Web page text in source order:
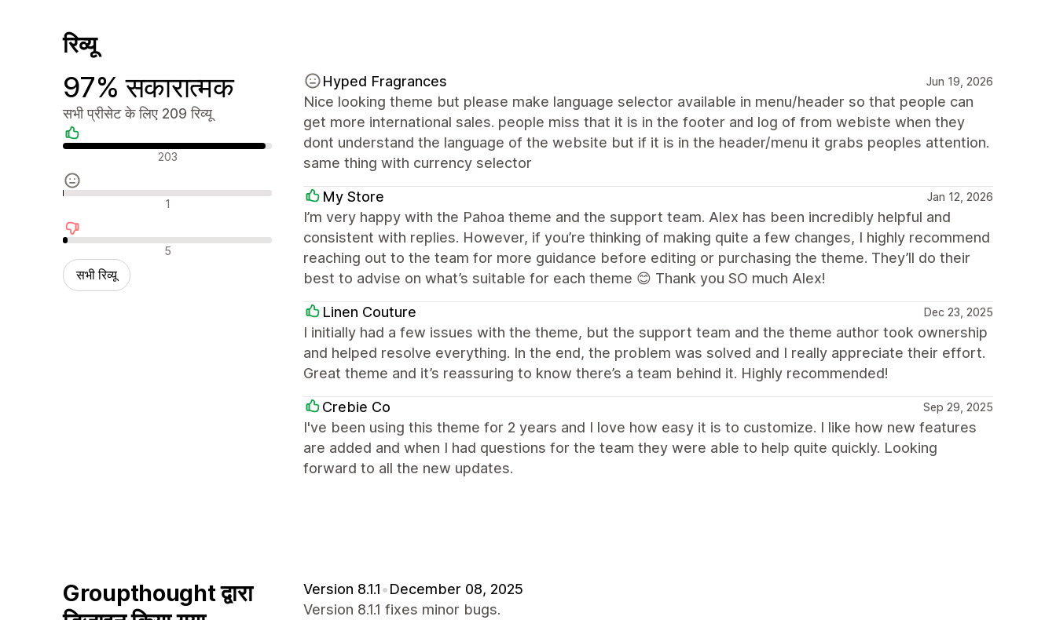
रिव्यू
97% सकारात्मक
सभी प्रीसेट के लिए 209 रिव्यू
सकारात्मक रिव्यू 203
न्यूट्रल रिव्यू 1
नकारात्मक रिव्यू 5
सभी रिव्यू
Hyped Fragrances Jun 19, 2026
Nice looking theme but please make language selector available in menu/header so that people can
get more international sales. people miss that it is in the footer and log of from webiste when they
dont understand the language of the website but if it is in the header/menu it grabs peoples attention.
same thing with currency selector
My Store Jan 12, 2026
I’m very happy with the Pahoa theme and the support team. Alex has been incredibly helpful and
consistent with replies. However, if you’re thinking of making quite a few changes, I highly recommend
reaching out to the team for more guidance before editing or purchasing the theme. They’ll do their
best to advise on what’s suitable for each theme 😊 Thank you SO much Alex!
Linen Couture Dec 23, 2025
I initially had a few issues with the theme, but the support team and the theme author took ownership
and helped resolve everything. In the end, the problem was solved and I really appreciate their effort.
Great theme and it’s reassuring to know there’s a team behind it. Highly recommended!
Crebie Co Sep 29, 2025
I've been using this theme for 2 years and I love how easy it is to customize. I like how new features
are added and when I had questions for the team they were able to help quite quickly. Looking
forward to all the new updates.
Groupthought द्वारा
Version 8.1.1•December 08, 2025
Version 8.1.1 fixes minor bugs.